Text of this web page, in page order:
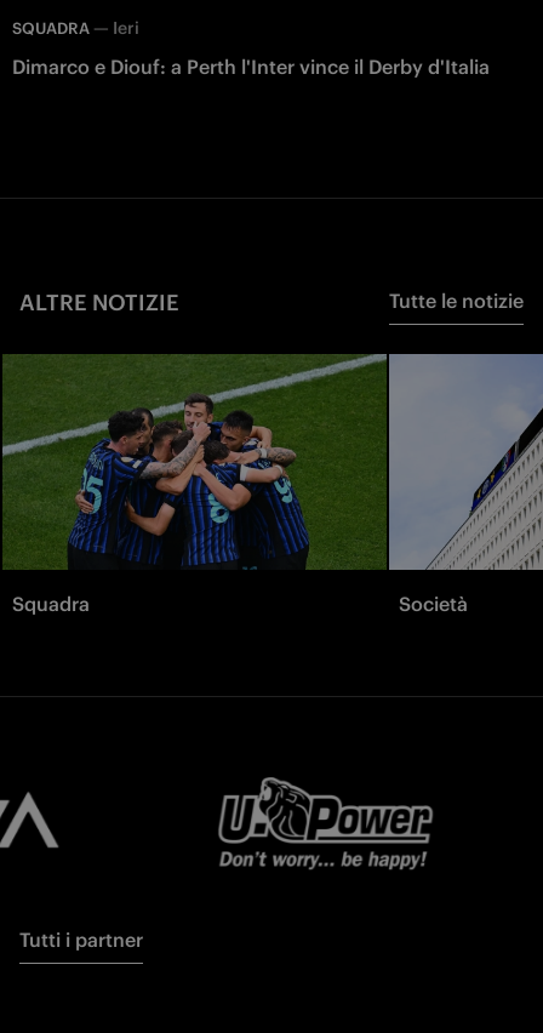
SQUADRA — Ieri
Dimarco e Diouf: a Perth l'Inter vince il Derby d'Italia
ALTRE NOTIZIE Tutte le notizie
Squadra Società
Tutti i partner